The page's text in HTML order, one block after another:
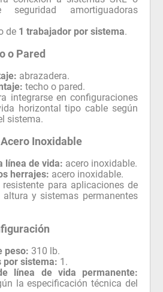
seguridad amortiguadoras
de 1 trabajador por sistema.
o Pared
abrazadera.
techo o pared.
integrarse en configuraciones
horizontal tipo cable según
sistema.
Inoxidable
línea de vida: acero inoxidable.
herrajes: acero inoxidable.
resistente para aplicaciones de
altura y sistemas permanentes
peso: 310 lb.
por sistema: 1.
línea de vida permanente:
la especificación técnica del